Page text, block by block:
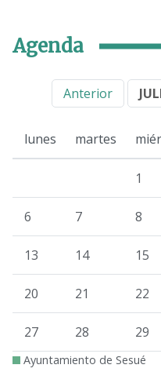
Agenda
Anterior
lunes martes
1
6 7 8
13 14 15
20 21 22
27 28 29
Ayuntamiento de Sesué